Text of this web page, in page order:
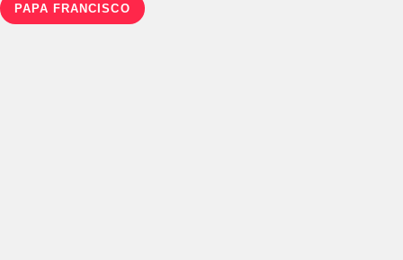
PAPA FRANCISCO